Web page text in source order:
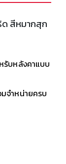
ด สีหมากสุก
รับหลังคาแบบ
จำหน่ายครบ